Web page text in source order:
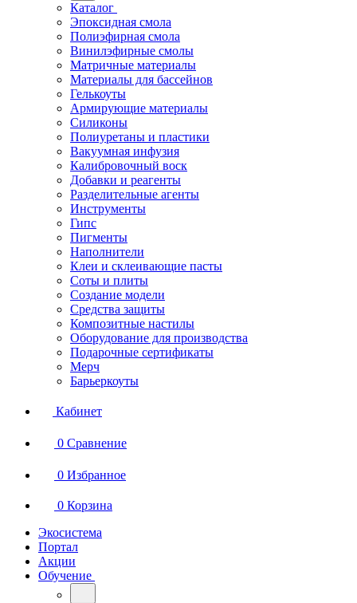
Каталог
Эпоксидная смола
Полиэфирная смола
Винилэфирные смолы
Матричные материалы
Материалы для бассейнов
Гелькоуты
Армирующие материалы
Силиконы
Полиуретаны и пластики
Вакуумная инфузия
Калибровочный воск
Добавки и реагенты
Разделительные агенты
Инструменты
Гипс
Пигменты
Наполнители
Клеи и склеивающие пасты
Соты и плиты
Создание модели
Средства защиты
Композитные настилы
Оборудование для производства
Подарочные сертификаты
Мерч
Барьеркоуты
Кабинет
0 Сравнение
0 Избранное
0 Корзина
Экосистема
Портал
Акции
Обучение